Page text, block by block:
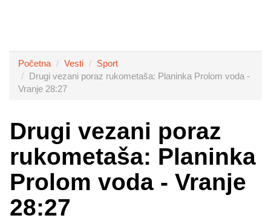
Početna Vesti
Sport
Drugi vezani poraz rukometaša: Planinka Prolom voda -
Vranje 28:27
Drugi vezani poraz
rukometaša: Planinka
Prolom voda - Vranje
28:27